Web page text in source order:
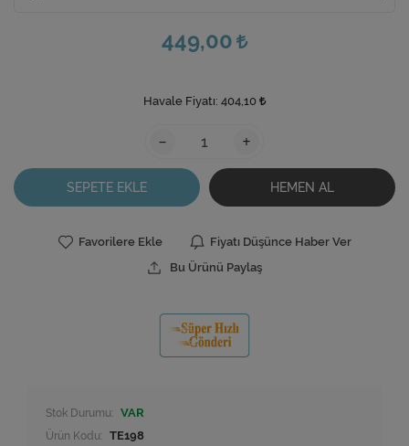
449,00
Havale Fiyatı: 404,10
- +
SEPETE EKLE HEMEN AL
Favorilere Ekle
Fiyatı Düşünce Haber Ver
Bu Ürünü Paylaş
Stok Durumu: VAR
Ürün Kodu: TE198